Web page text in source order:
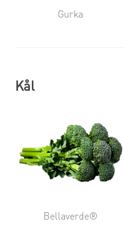
Gurka
Kål
Bellaverde®